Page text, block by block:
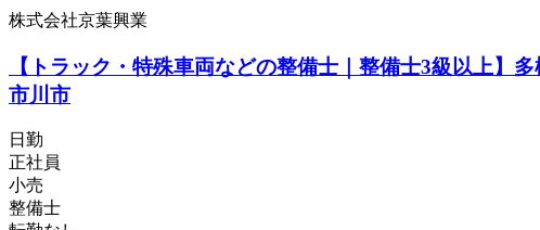
株式会社京葉興業
【トラック・特殊車両などの整備士｜整備士3級以上
市川市
日勤
正社員
小売
整備士